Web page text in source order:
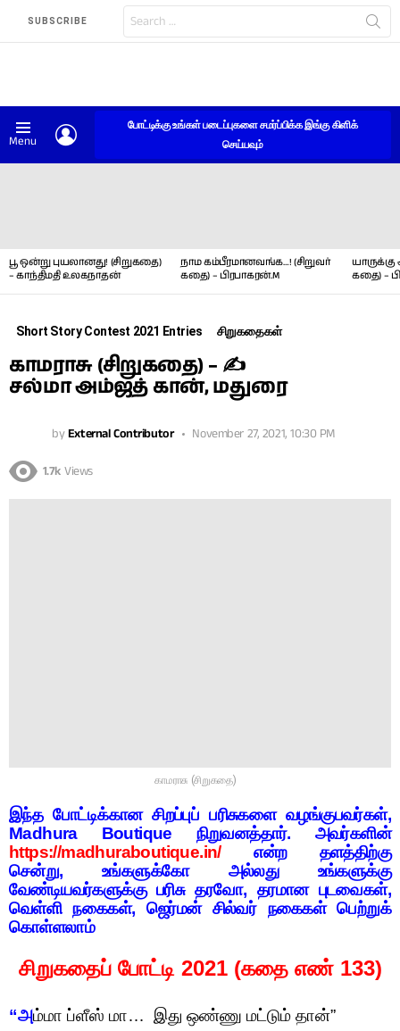
SUBSCRIBE
for:
Menu
போட்டிக்கு உங்கள் படைப்புகளை சமர்ப்பிக்க இங்கு கிளிக்
செய்யவும்
பூ ஒன்று புயலானது! (சிறுகதை)
– காந்திமதி உலகநாதன்
நாம கம்பீரமானவங்க…! (சிறுவர்
கதை) – பிரபாகரன்.M
யாருக்கு
கதை) –
Short Story Contest 2021 Entries சிறுகதைகள்
காமராசு (சிறுகதை) – ✍
சல்மா அம்ஜத் கான், மதுரை
byExternal Contributor November 27, 2021, 10:30 PM
1.7k Views
காமராசு (சிறுகதை)
இந்த போட்டிக்கான சிறப்புப் பரிசுகளை வழங்குபவர்கள்,
Madhura Boutique நிறுவனத்தார். அவர்களின்
https://madhuraboutique.in/என்ற தளத்திற்கு
சென்று, உங்களுக்கோ அல்லது உங்களுக்கு
வேண்டியவர்களுக்கு பரிசு தரவோ, தரமான புடவைகள்,
வெள்ளி நகைகள், ஜெர்மன் சில்வர் நகைகள் பெற்றுக்
கொள்ளலாம்
சிறுகதைப் போட்டி 2021 (கதை எண் 133)
“அம்மா ப்ளீஸ் மா… இது ஒண்ணு மட்டும் தான்”